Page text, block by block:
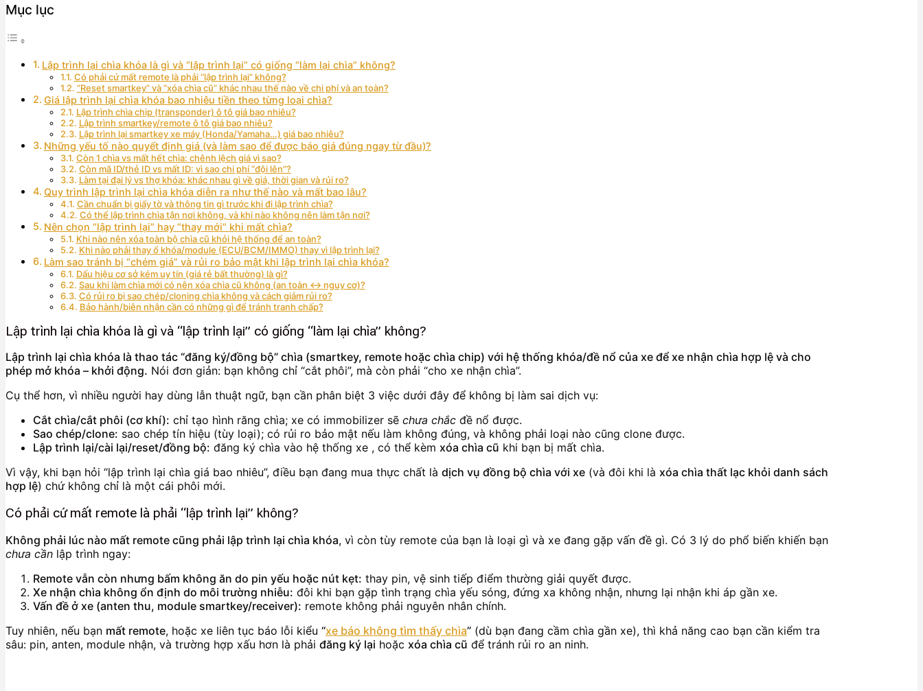
Mục lục
Lập trình lại chìa khóa là gì và “lập trình lại” có giống “làm lại chìa” không?
Có phải cứ mất remote là phải “lập trình lại” không?
“Reset smartkey” và “xóa chìa cũ” khác nhau thế nào về chi phí và an toàn?
Giá lập trình lại chìa khóa bao nhiêu tiền theo từng loại chìa?
Lập trình chìa chip (transponder) ô tô giá bao nhiêu?
Lập trình smartkey/remote ô tô giá bao nhiêu?
Lập trình lại smartkey xe máy (Honda/Yamaha…) giá bao nhiêu?
Những yếu tố nào quyết định giá (và làm sao để được báo giá đúng ngay từ đầu)?
Còn 1 chìa vs mất hết chìa: chênh lệch giá vì sao?
Còn mã ID/thẻ ID vs mất ID: vì sao chi phí “đội lên”?
Làm tại đại lý vs thợ khóa: khác nhau gì về giá, thời gian và rủi ro?
Quy trình lập trình lại chìa khóa diễn ra như thế nào và mất bao lâu?
Cần chuẩn bị giấy tờ và thông tin gì trước khi đi lập trình chìa?
Có thể lập trình chìa tận nơi không, và khi nào không nên làm tận nơi?
Nên chọn “lập trình lại” hay “thay mới” khi mất chìa?
Khi nào nên xóa toàn bộ chìa cũ khỏi hệ thống để an toàn?
Khi nào phải thay ổ khóa/module (ECU/BCM/IMMO) thay vì lập trình lại?
Làm sao tránh bị “chém giá” và rủi ro bảo mật khi lập trình lại chìa khóa?
Dấu hiệu cơ sở kém uy tín (giá rẻ bất thường) là gì?
Sau khi làm chìa mới có nên xóa chìa cũ không (an toàn ↔ nguy cơ)?
Có rủi ro bị sao chép/cloning chìa không và cách giảm rủi ro?
Bảo hành/biên nhận cần có những gì để tránh tranh chấp?
Lập trình lại chìa khóa là gì và “lập trình lại” có giống “làm lại chìa” không?
Lập trình lại chìa khóa là thao tác “đăng ký/đồng bộ” chìa (smartkey, remote hoặc chìa chip) với hệ thống khóa/đề nổ của xe để xe nhận chìa hợp lệ và cho
phép mở khóa – khởi động. Nói đơn giản: bạn không chỉ “cắt phôi”, mà còn phải “cho xe nhận chìa”.
Cụ thể hơn, vì nhiều người hay dùng lẫn thuật ngữ, bạn cần phân biệt 3 việc dưới đây để không bị làm sai dịch vụ:
Cắt chìa/cắt phôi (cơ khí): chỉ tạo hình răng chìa; xe có immobilizer sẽ chưa chắc đề nổ được.
Sao chép/clone: sao chép tín hiệu (tùy loại); có rủi ro bảo mật nếu làm không đúng, và không phải loại nào cũng clone được.
Lập trình lại/cài lại/reset/đồng bộ: đăng ký chìa vào hệ thống xe , có thể kèm xóa chìa cũ khi bạn bị mất chìa.
Vì vậy, khi bạn hỏi “lập trình lại chìa giá bao nhiêu”, điều bạn đang mua thực chất là dịch vụ đồng bộ chìa với xe (và đôi khi là xóa chìa thất lạc khỏi danh sách
hợp lệ) chứ không chỉ là một cái phôi mới.
Có phải cứ mất remote là phải “lập trình lại” không?
Không phải lúc nào mất remote cũng phải lập trình lại chìa khóa, vì còn tùy remote của bạn là loại gì và xe đang gặp vấn đề gì. Có 3 lý do phổ biến khiến bạn
chưa cần lập trình ngay:
Remote vẫn còn nhưng bấm không ăn do pin yếu hoặc nút kẹt: thay pin, vệ sinh tiếp điểm thường giải quyết được.
Xe nhận chìa không ổn định do môi trường nhiễu: đôi khi bạn gặp tình trạng chìa yếu sóng, đứng xa không nhận, nhưng lại nhận khi áp gần xe.
Vấn đề ở xe (anten thu, module smartkey/receiver): remote không phải nguyên nhân chính.
Tuy nhiên, nếu bạn mất remote, hoặc xe liên tục báo lỗi kiểu “xe báo không tìm thấy chìa” (dù bạn đang cầm chìa gần xe), thì khả năng cao bạn cần kiểm tra
sâu: pin, anten, module nhận, và trường hợp xấu hơn là phải đăng ký lại hoặc xóa chìa cũ để tránh rủi ro an ninh.